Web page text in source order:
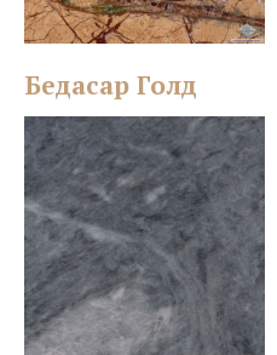
Бедасар Голд